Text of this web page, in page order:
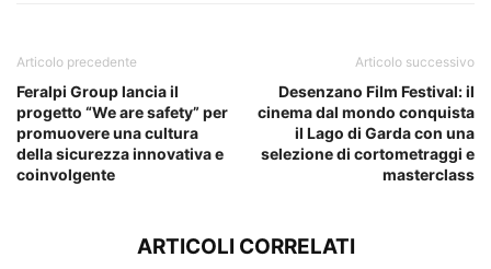
Articolo precedente
Feralpi Group lancia il
progetto “We are safety” per
promuovere una cultura
della sicurezza innovativa e
coinvolgente
Articolo successivo
Desenzano Film Festival: il
cinema dal mondo conquista
il Lago di Garda con una
selezione di cortometraggi e
masterclass
ARTICOLI CORRELATI